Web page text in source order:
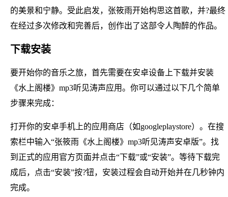
的美景和宁静。受此启发，张筱雨开始构思这首歌，并?最终
在经过多次修改和完善后，创作出了这部令人陶醉的作品。
下载安装
要开始你的音乐之旅，首先需要在安卓设备上下载并安装
《水上阁楼》mp3听见涛声应用。你可以通过以下几个简单
步骤来完成：
打开你的安卓手机上的应用商店（如googleplaystore）。在搜
索栏中输入“张筱雨《水上阁楼》mp3听见涛声安卓版”。找
到正式的应用官方页面并点击“下载”或“安装”。等待下载完
成后，点击“安装”按?钮，安装过程会自动开始并在几秒钟内
完成。